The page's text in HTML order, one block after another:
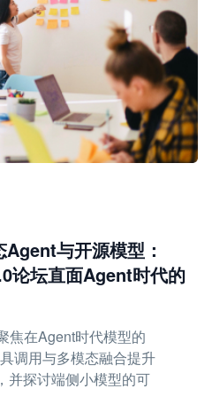
与开源模型：
坛直面Agent时代的
焦在Agent时代模型的
调用与多模态融合提升
并探讨端侧小模型的可